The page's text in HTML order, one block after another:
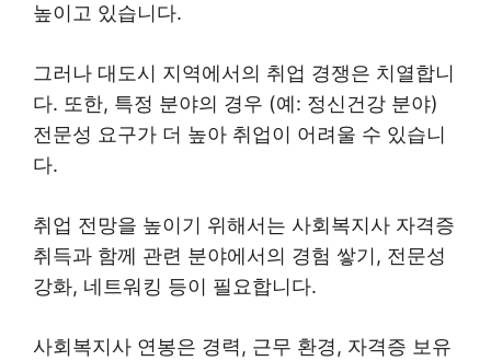
높이고 있습니다.
그러나 대도시 지역에서의 취업 경쟁은 치열합니
다. 또한, 특정 분야의 경우 (예: 정신건강 분야)
전문성 요구가 더 높아 취업이 어려울 수 있습니
다.
취업 전망을 높이기 위해서는 사회복지사 자격증
취득과 함께 관련 분야에서의 경험 쌓기, 전문성
강화, 네트워킹 등이 필요합니다.
사회복지사 연봉은 경력, 근무 환경, 자격증 보유